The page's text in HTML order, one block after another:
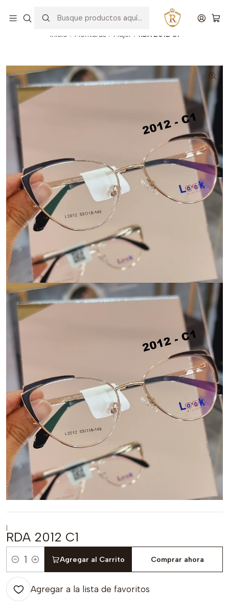
WhatsApp
Inicio Monturas Mujer RDA 2012 C1
|
RDA 2012 C1
Cantidad
Agregar al Carrito Comprar ahora
Agregar a la lista de favoritos